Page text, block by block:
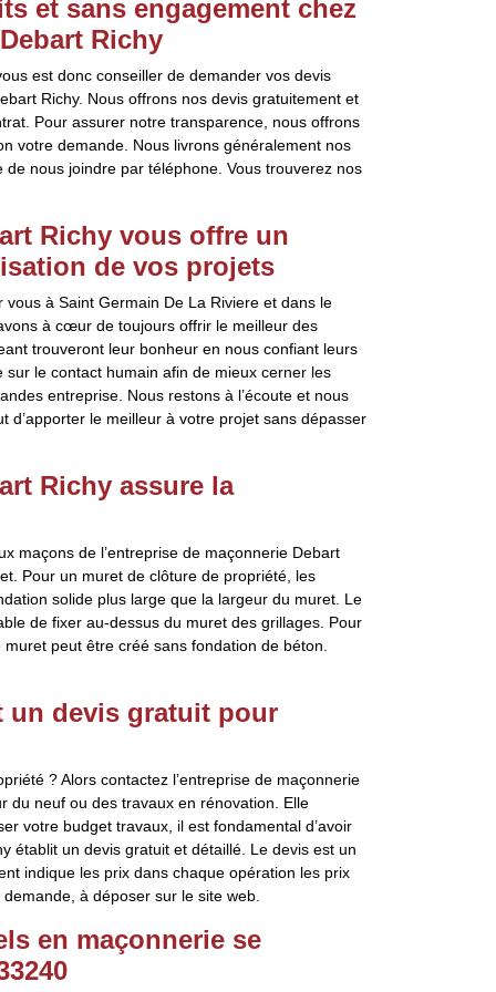
et sans engagement chez
Richy
est donc conseiller de demander vos devis
Richy. Nous offrons nos devis gratuitement et
Pour assurer notre transparence, nous offrons
votre demande. Nous livrons généralement nos
nous joindre par téléphone. Vous trouverez nos
Richy vous offre un
de vos projets
à Saint Germain De La Riviere et dans le
à cœur de toujours offrir le meilleur des
trouveront leur bonheur en nous confiant leurs
sur le contact humain afin de mieux cerner les
entreprise. Nous restons à l’écoute et nous
le meilleur à votre projet sans dépasser
Richy assure la
maçons de l’entreprise de maçonnerie Debart
Pour un muret de clôture de propriété, les
solide plus large que la largeur du muret. Le
de fixer au-dessus du muret des grillages. Pour
peut être créé sans fondation de béton.
un devis gratuit pour
? Alors contactez l’entreprise de maçonnerie
du neuf ou des travaux en rénovation. Elle
votre budget travaux, il est fondamental d’avoir
établit un devis gratuit et détaillé. Le devis est un
indique les prix dans chaque opération les prix
à déposer sur le site web.
en maçonnerie se